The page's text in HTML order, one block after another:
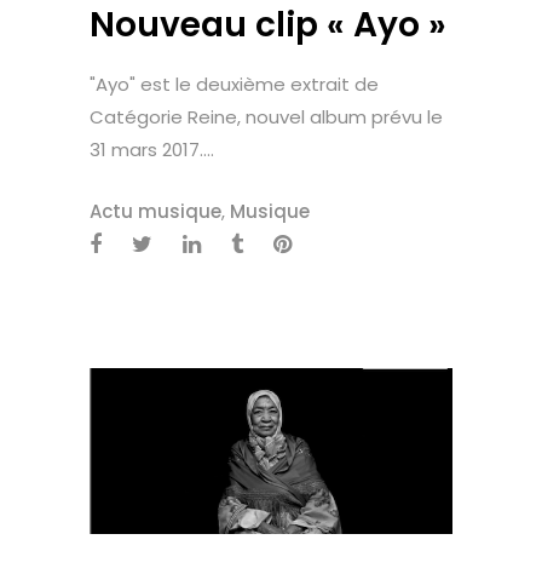
Nouveau clip « Ayo »
"Ayo" est le deuxième extrait de
Catégorie Reine, nouvel album prévu le
31 mars 2017....
Actu musique, Musique